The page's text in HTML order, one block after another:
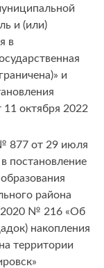
и (или)
в
и
октября 2022
877 от 29 июля
постановление
района
№ 216 «Об
накопления
территории